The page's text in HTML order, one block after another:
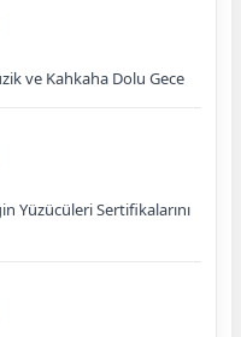
ve Kahkaha Dolu Gece
Yüzücüleri Sertifikalarını